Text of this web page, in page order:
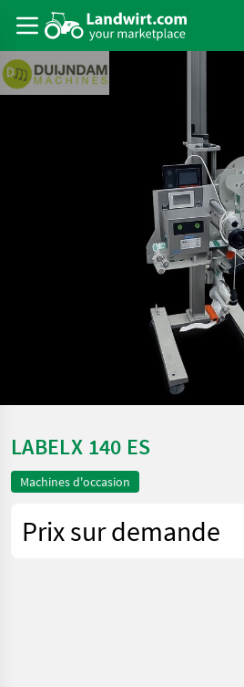
LABELX 140 ES
Machines d'occasion
Prix sur demande